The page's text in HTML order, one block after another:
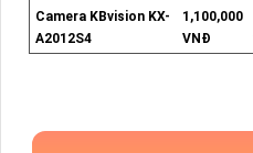
Camera KBvision KX-
A2012S4
1,100,000
VNĐ